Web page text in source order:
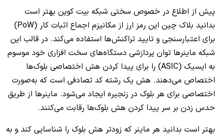
پیش از اطلاع در خصوص سختی شبکه بیت کوین بهتر است
بدانید بلاک‌ چین این رمز ارز از مکانیزم اجماع اثبات کار (PoW)
برای اعتبارسنجی و تایید تراکنش‌ها استفاده می‌کند. در قالب این
شبکه ماینرها توان پردازشی دستگاه‌های سخت افزاری خود موسوم
به ایسیک (ASIC) را برای پیدا کردن هش اختصاصی بلوک‌ها
اختصاص می‌دهند. هش یک رشته کد تصادفی است که به‌صورت
اختصاصی برای هر بلوک در زنجیره ایجاد می‌شود. ماینرها از طریق
حدس زدن بر سر پیدا کردن هش بلوک‌ها رقابت می‌کنند.
بهتر است بدانید هر ماینر که زودتر هش بلوک را شناسایی کند و به